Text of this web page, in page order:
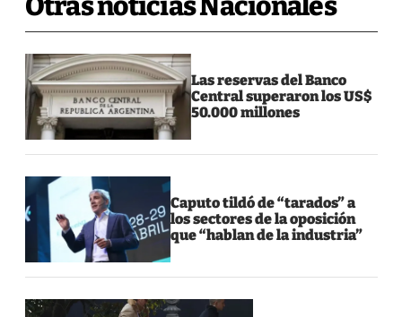
Las reservas del Banco
Central superaron los US$
50.000 millones
Caputo tildó de “tarados” a
los sectores de la oposición
que “hablan de la industria”